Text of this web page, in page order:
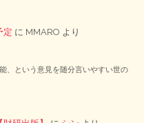
定 に MMARO より
、という意見を随分言いやすい世の